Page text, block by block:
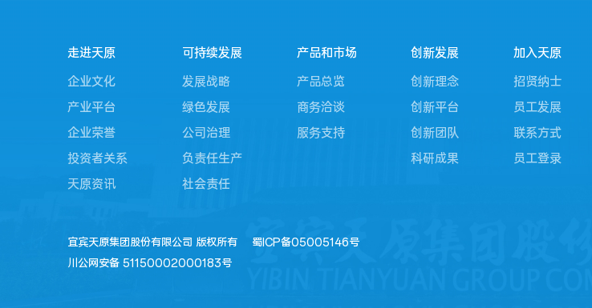
走进天原
企业文化
产业平台
企业荣誉
投资者关系
天原资讯
可持续发展
发展战略
绿色发展
公司治理
负责任生产
社会责任
产品和市场
产品总览
商务洽谈
服务支持
创新发展
创新理念
创新平台
创新团队
科研成果
加入天原
招贤纳士
员工发展
联系方式
员工登录
宜宾天原集团股份有限公司 版权所有
蜀ICP备05005146号
川公网安备 51150002000183号